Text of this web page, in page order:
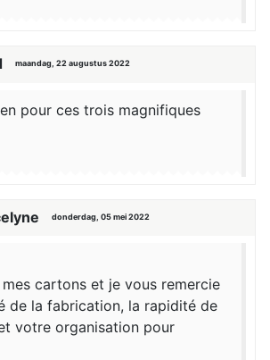
maandag, 22 augustus 2022
pour ces trois magnifiques
donderdag, 05 mei 2022
cartons et je vous remercie
de la fabrication, la rapidité de
votre organisation pour